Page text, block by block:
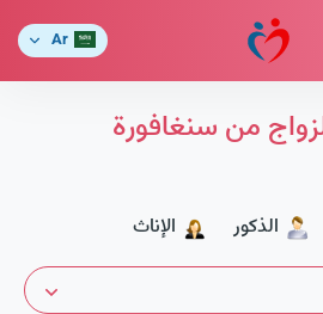
Ar
من سنغافورة
الذكور الإناث